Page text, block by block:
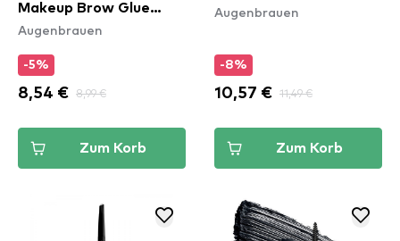
Makeup Brow Glue
Instant Brow Styler
Augenbrauen
-5%
8,54 € 8,99 €
Zum Korb
Micro Precision Pencil -
Augenbrauen
-8%
10,57 € 11,49 €
Zum Korb